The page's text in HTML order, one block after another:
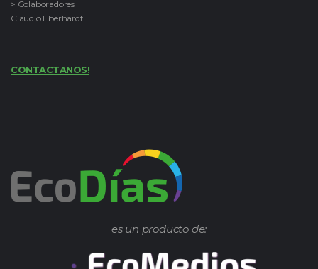
> Colaboradores
Claudio Eberhardt
CONTACTANOS!
es un producto de: